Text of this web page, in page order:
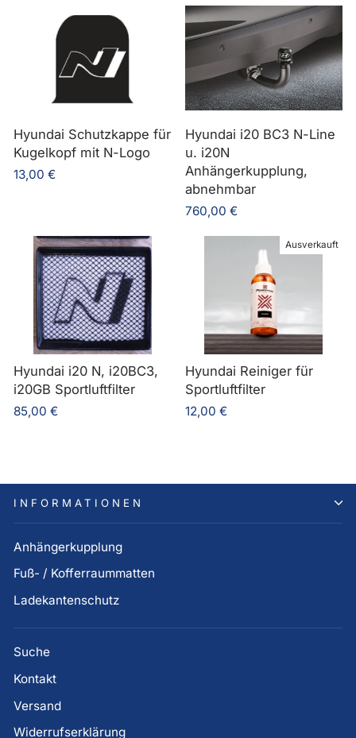
Hyundai Schutzkappe für
Kugelkopf mit N-Logo
13,00 €
Hyundai i20 BC3 N-Line
u. i20N
Anhängerkupplung,
abnehmbar
760,00 €
Hyundai i20 N, i20BC3,
i20GB Sportluftfilter
85,00 €
Ausverkauft
Hyundai Reiniger für
Sportluftfilter
12,00 €
INFORMATIONEN
Anhängerkupplung
Fuß- / Kofferraummatten
Ladekantenschutz
Suche
Kontakt
Versand
Widerrufserklärung